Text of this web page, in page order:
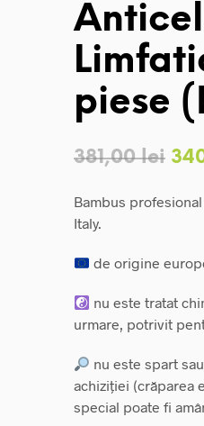
piese
381,00lei
Bambus
Italy.
de origine
nu este tratat
urmare, potrivit
nu este spart
achiziției (crăparea
special poate fi